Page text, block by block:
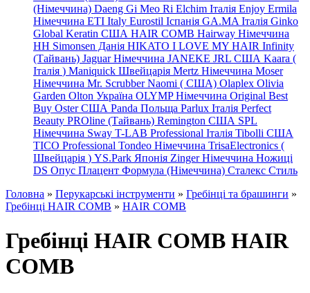
(Німеччина) Daeng Gi Meo Ri Elchim Італія Enjoy Ermila
Німеччина ETI Italy Eurostil Іспанія GA.MA Італія Ginko
Global Keratin США HAIR COMB Hairway Німеччина
HH Simonsen Данія HIKATO I LOVE MY HAIR Infinity
(Тайвань) Jaguar Німеччина JANEKE JRL США Kaara (
Італія ) Maniquick Швейцарія Mertz Німеччина Moser
Німеччина Mr. Scrubber Naomi ( США) Olaplex Olivia
Garden Olton Україна OLYMP Німеччина Original Best
Buy Oster США Panda Польща Parlux Італія Perfect
Beauty PROline (Тайвань) Remington США SPL
Німеччина Sway T-LAB Professional Італія Tibolli США
TICO Professional Tondeo Німеччина TrisaElectronics (
Швейцарія ) YS.Park Японія Zinger Німеччина Ножиці
DS Опус Плацент Формула (Німеччина) Сталекс Стиль
Головна » Перукарські інструменти » Гребінці та брашинги »
Гребінці HAIR COMB » HAIR COMB
Гребінці HAIR COMB HAIR
COMB